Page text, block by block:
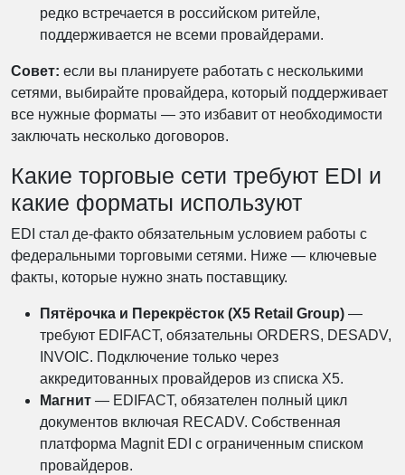
редко встречается в российском ритейле,
поддерживается не всеми провайдерами.
Совет: если вы планируете работать с несколькими
сетями, выбирайте провайдера, который поддерживает
все нужные форматы — это избавит от необходимости
заключать несколько договоров.
Какие торговые сети требуют EDI и
какие форматы используют
EDI стал де-факто обязательным условием работы с
федеральными торговыми сетями. Ниже — ключевые
факты, которые нужно знать поставщику.
Пятёрочка и Перекрёсток (X5 Retail Group) —
требуют EDIFACT, обязательны ORDERS, DESADV,
INVOIC. Подключение только через
аккредитованных провайдеров из списка X5.
Магнит — EDIFACT, обязателен полный цикл
документов включая RECADV. Собственная
платформа Magnit EDI с ограниченным списком
провайдеров.